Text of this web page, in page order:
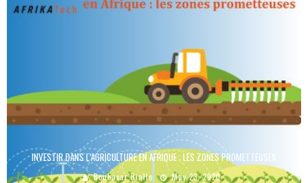
INVESTIR DANS L’AGRICULTURE EN AFRIQUE : LES ZONES PROMETTEUSES
Boubacar Diallo May 23, 2020